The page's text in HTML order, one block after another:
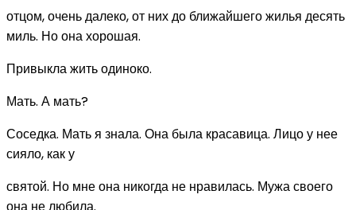
отцом, очень далеко, от них до ближайшего жилья десять
миль. Но она хорошая.
Привыкла жить одиноко.
Мать. А мать?
Соседка. Мать я знала. Она была красавица. Лицо у нее
сияло, как у
святой. Но мне она никогда не нравилась. Мужа своего
она не любила.